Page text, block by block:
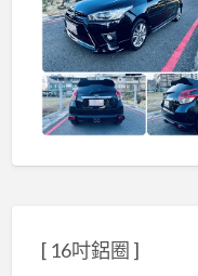
[ 16吋鋁圈 ]